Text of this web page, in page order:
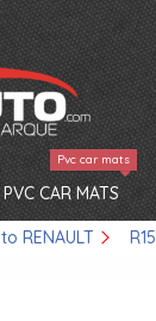
PVC CAR MATS
Pvc car mats
RENAULT R15